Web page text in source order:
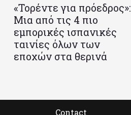
«Τορέντε για πρόεδρος»:
Mια από τις 4 πιο
εμπορικές ισπανικές
ταινίες όλων των
εποχών στα θερινά
Contact